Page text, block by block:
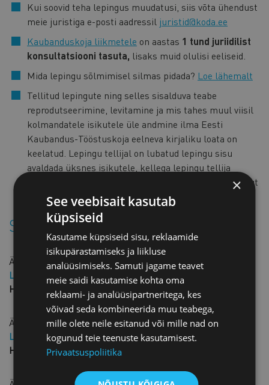
Kui soovid teha lepingus muudatusi, siis võta ühendust
meie juristiga e-posti aadressil juristid@koda.ee
Kaubanduskoja liikmetele on aastas 1 tund juriidilist
konsultatsiooni tasuta, lisaks muid olulisi eeliseid.
Mida lepingu sõlmimisel silmas pidada? Loe lähemalt
Tellitud lepingute ning selles sisalduva teabe
reprodutseerimine, levitamine ja mis tahes muul viisil
kolmandatele isikutele üle andmine ilma Eesti
Kaubandus-Tööstuskoja eelneva kirjaliku loata on
keelatud. Lepingu tellijal on lubatud lepingu sisu
avaldada üksnes isikutele, kellega lepingu tellija
käesolevat lepingupõhja aluseks võttes soovib lepingut
sõlmida.
Sarnased tooted
Äriruumi üürileping (tähtajaline)
Liikme hind: 25,00 € + KM
Hind: 50,00 € + KM
Äriruumi tagastamise akt
Liikme hind: 10,00 € + KM
Hind: 20,00 € + KM
×
See veebisait kasutab
küpsiseid
Kasutame küpsiseid sisu, reklaamide
isikupärastamiseks ja liikluse
analüüsimiseks. Samuti jagame teavet
meie saidi kasutamise kohta oma
reklaami- ja analüüsipartneritega, kes
võivad seda kombineerida muu teabega,
mille olete neile esitanud või mille nad on
kogunud teie teenuste kasutamisest.
Privaatsuspoliitika